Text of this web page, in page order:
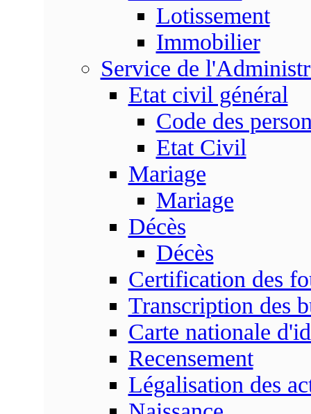
Lotissement
Immobilier
Service de
Etat civil général
Code des
Etat Civil
Mariage
Mariage
Décès
Décès
Certification des
Transcription des
Carte nationale
Recensement
Légalisation des